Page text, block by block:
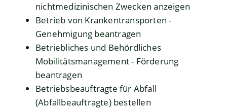
nichtmedizinischen Zwecken anzeigen
Betrieb von Krankentransporten -
Genehmigung beantragen
Betriebliches und Behördliches
Mobilitätsmanagement - Förderung
beantragen
Betriebsbeauftragte für Abfall
(Abfallbeauftragte) bestellen